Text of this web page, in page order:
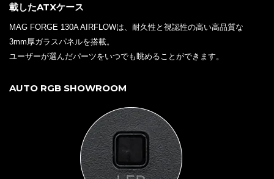
載したATXケース
MAG FORGE 130A AIRFLOWは、耐久性と視認性の高い高品質な
3mm厚ガラスパネルを搭載。
ユーザーが選んだパーツをいつでも眺めることができます。
AUTO RGB SHOWROOM